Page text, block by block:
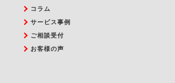
コラム
サービス事例
ご相談受付
お客様の声